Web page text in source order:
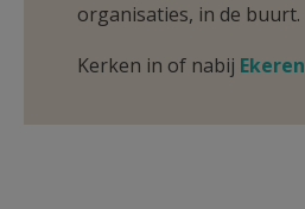
organisaties, in de buurt.
Kerken in of nabij Ekeren